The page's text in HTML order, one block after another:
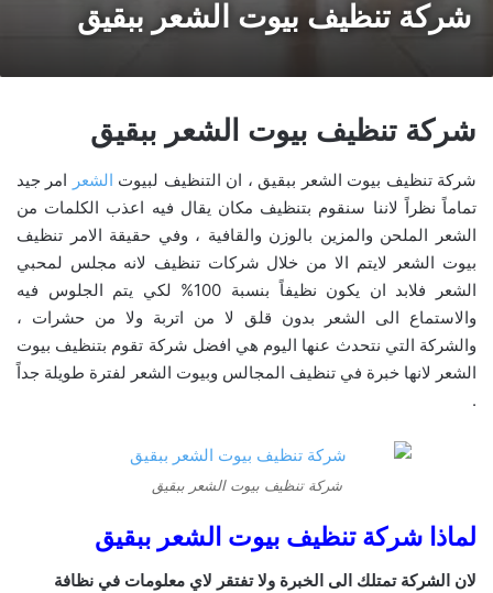
شركة تنظيف بيوت الشعر ببقيق
شركة تنظيف بيوت الشعر ببقيق
شركة تنظيف بيوت الشعر ببقيق ، ان التنظيف لبيوت الشعر امر جيد
تماماً نظراً لاننا سنقوم بتنظيف مكان يقال فيه اعذب الكلمات من
الشعر الملحن والمزين بالوزن والقافية ، وفي حقيقة الامر تنظيف
بيوت الشعر لايتم الا من خلال شركات تنظيف لانه مجلس لمحبي
الشعر فلابد ان يكون نظيفاً بنسبة 100% لكي يتم الجلوس فيه
والاستماع الى الشعر بدون قلق لا من اتربة ولا من حشرات ،
والشركة التي نتحدث عنها اليوم هي افضل شركة تقوم بتنظيف بيوت
الشعر لانها خبرة في تنظيف المجالس وبيوت الشعر لفترة طويلة جداً
.
شركة تنظيف بيوت الشعر ببقيق
لماذا شركة تنظيف بيوت الشعر ببقيق
لان الشركة تمتلك الى الخبرة ولا تفتقر لاي معلومات في نظافة